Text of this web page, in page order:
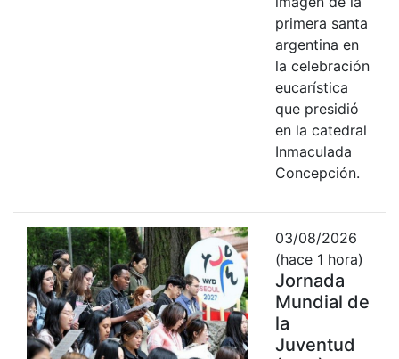
primera santa
argentina en
la celebración
eucarística
que presidió
en la catedral
Inmaculada
Concepción.
03/08/2026
(hace 1 hora)
Jornada
Mundial de
la
Juventud